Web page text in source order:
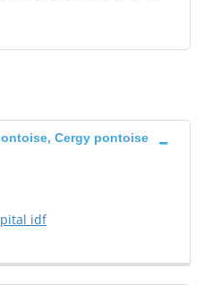
Cergy pontoise
idf